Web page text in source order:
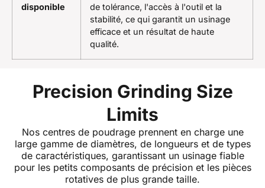
disponible
de tolérance, l'accès à l'outil et la
stabilité, ce qui garantit un usinage
efficace et un résultat de haute
qualité.
Precision Grinding Size
Limits
Nos centres de poudrage prennent en charge une
large gamme de diamètres, de longueurs et de types
de caractéristiques, garantissant un usinage fiable
pour les petits composants de précision et les pièces
rotatives de plus grande taille.